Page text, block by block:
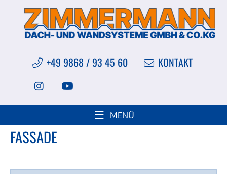
+49 9868 / 93 45 60 KONTAKT
MENÜ
Sie sind hier: Produkte Kantteile Fassade
FASSADE